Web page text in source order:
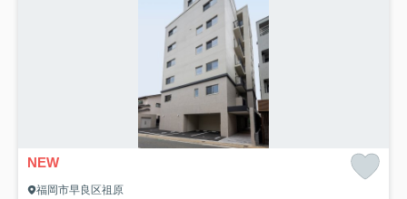
NEW
福岡市早良区祖原